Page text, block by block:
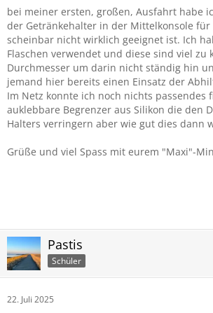
bei meiner ersten, großen, Ausfahrt habe
der Getränkehalter in der Mittelkonsole für
scheinbar nicht wirklich geeignet ist. Ich
Flaschen verwendet und diese sind viel zu
Durchmesser um darin nicht ständig hin
jemand hier bereits einen Einsatz der
Im Netz konnte ich noch nichts passendes
auklebbare Begrenzer aus Silikon die den
Halters verringern aber wie gut dies dann
Grüße und viel Spass mit eurem "Maxi"-
Pastis
Schüler
22. Juli 2025